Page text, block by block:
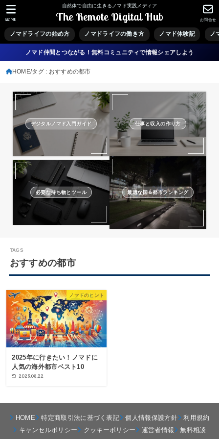
自然体で自由に生きるノマド実践メディア
The Remote Digital Hub
ノマドライフの始め方 ノマドライフの働き方 ノマド体験記 ノ
お問合せ
MENU
ノマド仲間とつながる！無料コミュニティで情報シェアしよう
HOME タグ : おすすめの都市
デジタルノマド入門ガイド 仕事と収入の作り方
必要な持ち物とツール 最適な国＆都市ランキング
おすすめの都市
ノマドのヒント
2025年に行きたい！ノマドに
人気の海外都市ベスト10
2025.08.22
HOME 特定商取引法に基づく表記 個人情報保護方針
利用規約
キャンセルポリシー
クッキーポリシー 運営者情報
無料相談